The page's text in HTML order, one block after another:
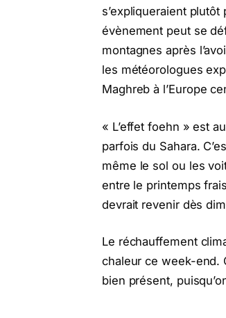
s’expliqueraient
évènement peut se
montagnes après
les météorologues
Maghreb à l’Europe
« L’effet foehn » est
parfois du Sahara.
même le sol ou les
entre le printemps
devrait revenir dès
Le réchauffement
chaleur ce week-end.
bien présent,